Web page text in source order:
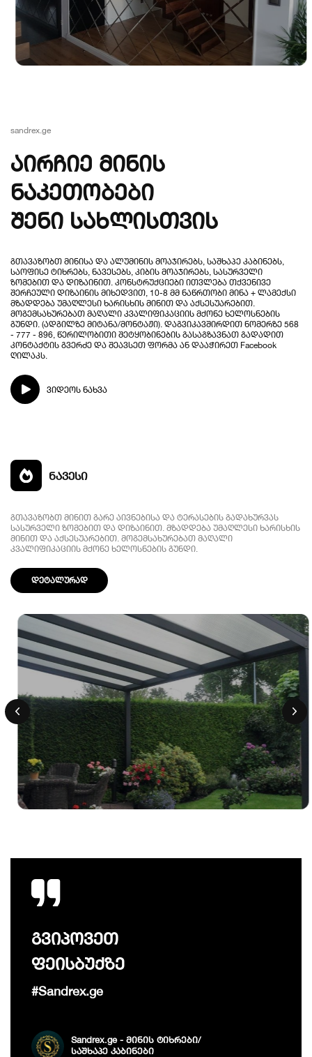
sandrex.ge
აირჩიე მინის
ნაკეთობები
შენი სახლისთვის
გთავაზობთ მინისა და ალუმინის მოაჯირებს, საშხაპე კაბინებს,
საოფისე ტიხრებს, ნავესებს, კიბის მოაჯირებს, სასურველი
ზომებით და დიზაინით. კონსტრუქციები ითვლება თქვენივე
შერჩეული დიზაინის მიხედვით, 10-8 მმ ნაწრთობი მინა + ლამექსი
მზადდება უმაღლესი ხარისხის მინით და აქსესუარებით.
მოგემსახურებათ მაღალი კვალიფიკაციის მქონე ხელოსნების
გუნდი. (ადგილზე მიტანა/მონტაჟი). დაგვიკავშირდით ნომერზე 568
- 777 - 896, წერილობითი შეტყობინების გასაგზავნათ გადადით
კონტაქტის გვერძე და შეავსეთ ფორმა ან დააჭირეთ Facebook
ღილაკს.
ვიდეოს ნახვა
ნავესი
გთავაზობთ მინით გარე აივნებისა და ტერასების გადახურვას
სასურველი ზომებით და დიზაინით. მზადდება უმაღლესი ხარისხის
მინით და აქსესუარებით. მოგემსახურებათ მაღალი
კვალიფიკაციის მქონე ხელოსნების გუნდი.
დეტალურად
გვიპოვეთ
ფეისბუქზე
#Sandrex.ge
Sandrex.ge - მინის ტიხრები/
საშხაპე კაბინები